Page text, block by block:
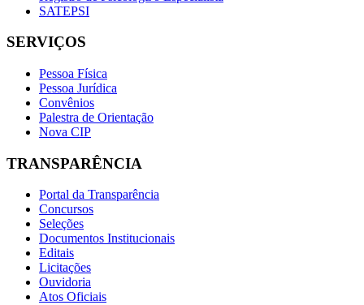
SATEPSI
SERVIÇOS
Pessoa Física
Pessoa Jurídica
Convênios
Palestra de Orientação
Nova CIP
TRANSPARÊNCIA
Portal da Transparência
Concursos
Seleções
Documentos Institucionais
Editais
Licitações
Ouvidoria
Atos Oficiais